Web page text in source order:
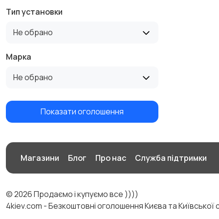
Тип установки
Не обрано
Марка
Не обрано
Показати оголошення
Магазини Блог Про нас Служба підтримки
© 2026 Продаємо і купуємо все ))))
4kiev.com - Безкоштовні оголошення Києва та Київської